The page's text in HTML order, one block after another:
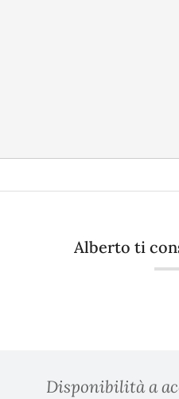
Alberto ti
Disponibilità a